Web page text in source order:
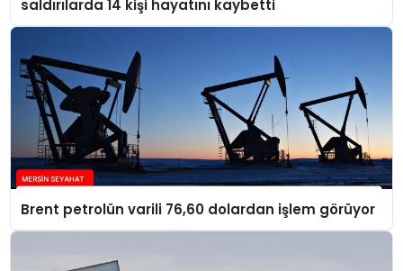
saldırılarda 14 kişi hayatını kaybetti
Brent petrolün varili 76,60 dolardan işlem görüyor